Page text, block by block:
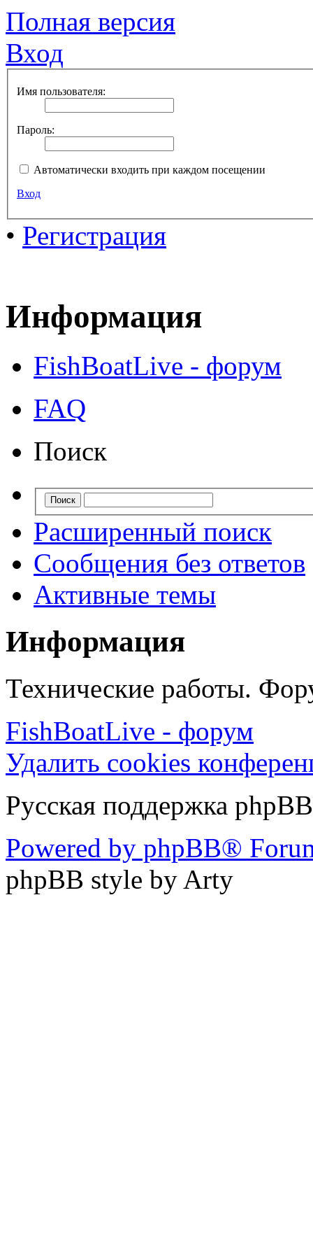
Полная версия
Вход
Имя пользователя:
Пароль:
Автоматически входить при каждом посещении
Вход
• Регистрация
Информация
FishBoatLive - форум
FAQ
Поиск
Расширенный поиск
Сообщения без ответов
Активные темы
Информация
Технические работы.
FishBoatLive - форум
Удалить cookies
Русская поддержка phpBB
Powered by phpBB®
phpBB style by Arty